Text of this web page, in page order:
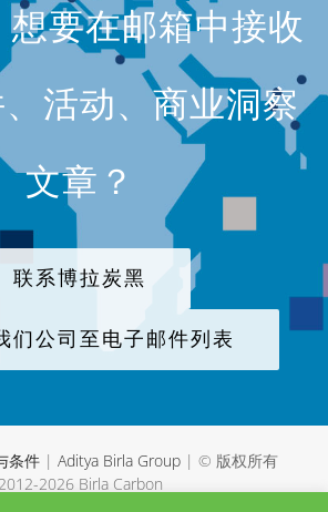
要在邮箱中接收
活动、商业洞察
文章？
联系博拉炭黑
们公司至电子邮件列表
条件| Aditya Birla Group| © 版权所有
2026 Birla Carbon